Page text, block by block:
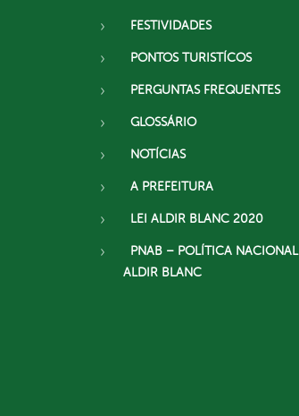
FESTIVIDADES
PONTOS TURISTÍCOS
PERGUNTAS FREQUENTES
GLOSSÁRIO
NOTÍCIAS
A PREFEITURA
LEI ALDIR BLANC 2020
PNAB – POLÍTICA NACIONAL
ALDIR BLANC